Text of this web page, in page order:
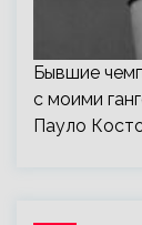
Бывшие
с моими
Пауло